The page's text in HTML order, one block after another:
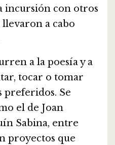
incursión con otros
llevaron a cabo
a la poesía y a
tocar o tomar
preferidos. Se
el de Joan
Sabina, entre
proyectos que